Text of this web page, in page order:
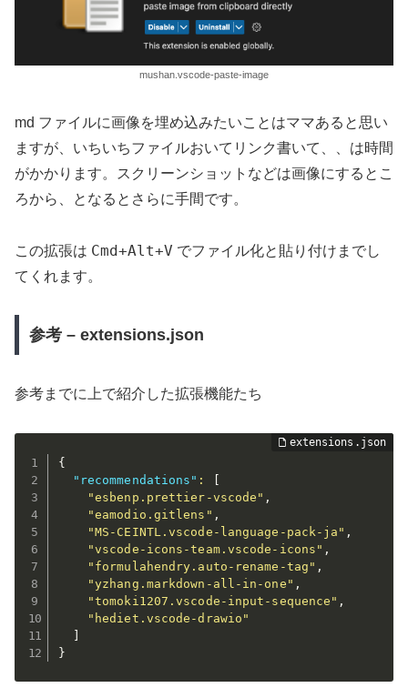
mushan.vscode-paste-image
md ファイルに画像を埋め込みたいことはママあると思い
ますが、いちいちファイルおいてリンク書いて、、は時間
がかかります。スクリーンショットなどは画像にするとこ
ろから、となるとさらに手間です。
この拡張は Cmd+Alt+V でファイル化と貼り付けまでし
てくれます。
参考 – extensions.json
参考までに上で紹介した拡張機能たち
{
"recommendations" :
[
"esbenp.prettier-vscode" ,
"eamodio.gitlens" ,
"MS-CEINTL.vscode-language-pack-ja" ,
"vscode-icons-team.vscode-icons" ,
"formulahendry.auto-rename-tag" ,
"yzhang.markdown-all-in-one" ,
"tomoki1207.vscode-input-sequence" ,
"hediet.vscode-drawio"
]
}